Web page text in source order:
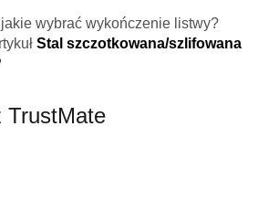
wybrać wykończenie listwy?
Stal szczotkowana/szlifowana
TrustMate